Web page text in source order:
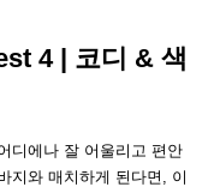
4 | 코디 & 색
디에나 잘 어울리고 편안
지와 매치하게 된다면, 이